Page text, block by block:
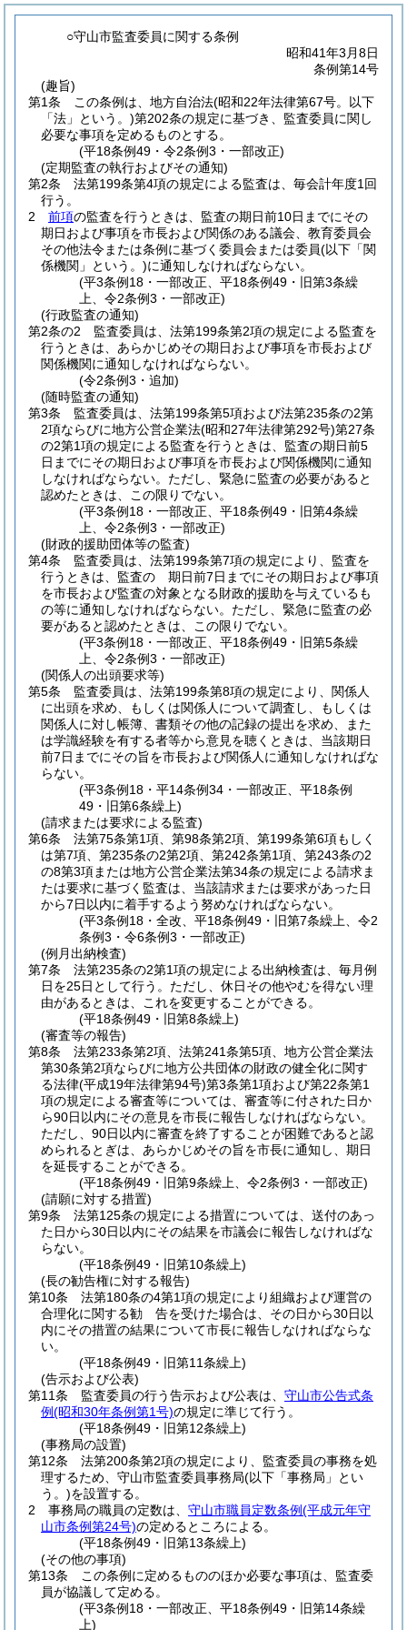
○守山市監査委員に関する条例
昭和41年3月8日
条例第14号
(趣旨)
第1条
この条例は、地方自治法(昭和22年法律第67号。以下
「法」という。)第202条の規定に基づき、監査委員に関し
必要な事項を定めるものとする。
(平18条例49・令2条例3・一部改正)
(定期監査の執行およびその通知)
第2条
法第199条第4項の規定による監査は、毎会計年度1回
行う。
2
前項の監査を行うときは、監査の期日前10日までにその
期日および事項を市長および関係のある議会、教育委員会
その他法令または条例に基づく委員会または委員(以下「関
係機関」という。)に通知しなければならない。
(平3条例18・一部改正、平18条例49・旧第3条繰
上、令2条例3・一部改正)
(行政監査の通知)
第2条の2
監査委員は、法第199条第2項の規定による監査を
行うときは、あらかじめその期日および事項を市長および
関係機関に通知しなければならない。
(令2条例3・追加)
(随時監査の通知)
第3条
監査委員は、法第199条第5項および法第235条の2第
2項ならびに地方公営企業法(昭和27年法律第292号)第27条
の2第1項の規定による監査を行うときは、監査の期日前5
日までにその期日および事項を市長および関係機関に通知
しなければならない。 ただし、緊急に監査の必要があると
認めたときは、この限りでない。
(平3条例18・一部改正、平18条例49・旧第4条繰
上、令2条例3・一部改正)
(財政的援助団体等の監査)
第4条
監査委員は、法第199条第7項の規定により、監査を
行うときは、監査の 期日前7日までにその期日および事項
を市長および監査の対象となる財政的援助を与えているも
の等に通知しなければならない。 ただし、緊急に監査の必
要があると認めたときは、この限りでない。
(平3条例18・一部改正、平18条例49・旧第5条繰
上、令2条例3・一部改正)
(関係人の出頭要求等)
第5条
監査委員は、法第199条第8項の規定により、関係人
に出頭を求め、もしくは関係人について調査し、もしくは
関係人に対し帳簿、書類その他の記録の提出を求め、また
は学識経験を有する者等から意見を聴くときは、当該期日
前7日までにその旨を市長および関係人に通知しなければな
らない。
(平3条例18・平14条例34・一部改正、平18条例
49・旧第6条繰上)
(請求または要求による監査)
第6条
法第75条第1項、第98条第2項、第199条第6項もしく
は第7項、第235条の2第2項、第242条第1項、第243条の2
の8第3項または地方公営企業法第34条の規定による請求ま
たは要求に基づく監査は、当該請求または要求があった日
から7日以内に着手するよう努めなければならない。
(平3条例18・全改、平18条例49・旧第7条繰上、令2
条例3・令6条例3・一部改正)
(例月出納検査)
第7条
法第235条の2第1項の規定による出納検査は、毎月例
日を25日として行う。 ただし、休日その他やむを得ない理
由があるときは、これを変更することができる。
(平18条例49・旧第8条繰上)
(審査等の報告)
第8条
法第233条第2項、法第241条第5項、地方公営企業法
第30条第2項ならびに地方公共団体の財政の健全化に関す
る法律(平成19年法律第94号)第3条第1項および第22条第1
項の規定による審査等については、審査等に付された日か
ら90日以内にその意見を市長に報告しなければならない。
ただし、90日以内に審査を終了することが困難であると認
められるとぎは、あらかじめその旨を市長に通知し、期日
を延長することができる。
(平18条例49・旧第9条繰上、令2条例3・一部改正)
(請願に対する措置)
第9条
法第125条の規定による措置については、送付のあっ
た日から30日以内にその結果を市議会に報告しなければな
らない。
(平18条例49・旧第10条繰上)
(長の勧告権に対する報告)
第10条
法第180条の4第1項の規定により組織および運営の
合理化に関する勧 告を受けた場合は、その日から30日以
内にその措置の結果について市長に報告しなければならな
い。
(平18条例49・旧第11条繰上)
(告示および公表)
第11条
監査委員の行う告示および公表は、 守山市公告式条
例(昭和30年条例第1号)の規定に準じて行う。
(平18条例49・旧第12条繰上)
(事務局の設置)
第12条
法第200条第2項の規定により、監査委員の事務を処
理するため、守山市監査委員事務局(以下「事務局」とい
う。)を設置する。
2
事務局の職員の定数は、 守山市職員定数条例(平成元年守
山市条例第24号)の定めるところによる。
(平18条例49・旧第13条繰上)
(その他の事項)
第13条
この条例に定めるもののほか必要な事項は、監査委
員が協議して定める。
(平3条例18・一部改正、平18条例49・旧第14条繰
上)